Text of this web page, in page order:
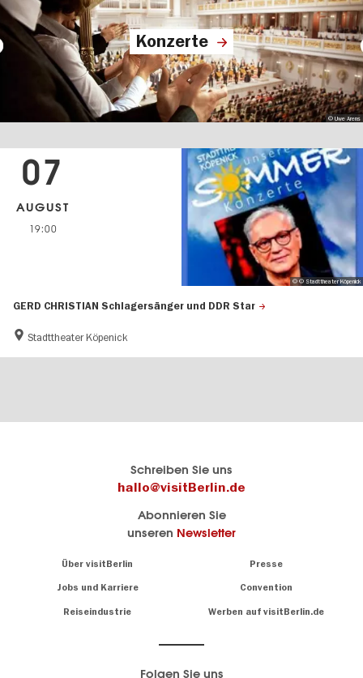
Konzerte
© Uwe Arens
GERD CHRISTIAN Schlagersänger und DDR Star
Stadttheater Köpenick
07
AUGUST
19:00
© © Stadttheater Köpenick
Schreiben Sie uns
hallo@visitBerlin.de
Abonnieren Sie
unseren Newsletter
Über visitBerlin Presse
Jobs und Karriere Convention
Reiseindustrie Werben auf visitBerlin.de
sind
für Sie da.
Insidertipps
Folgen Sie uns